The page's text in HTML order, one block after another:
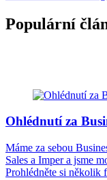
Populární
Ohlédnutí za
Máme za sebou
Sales a Imper a jsme
Prohlédněte si